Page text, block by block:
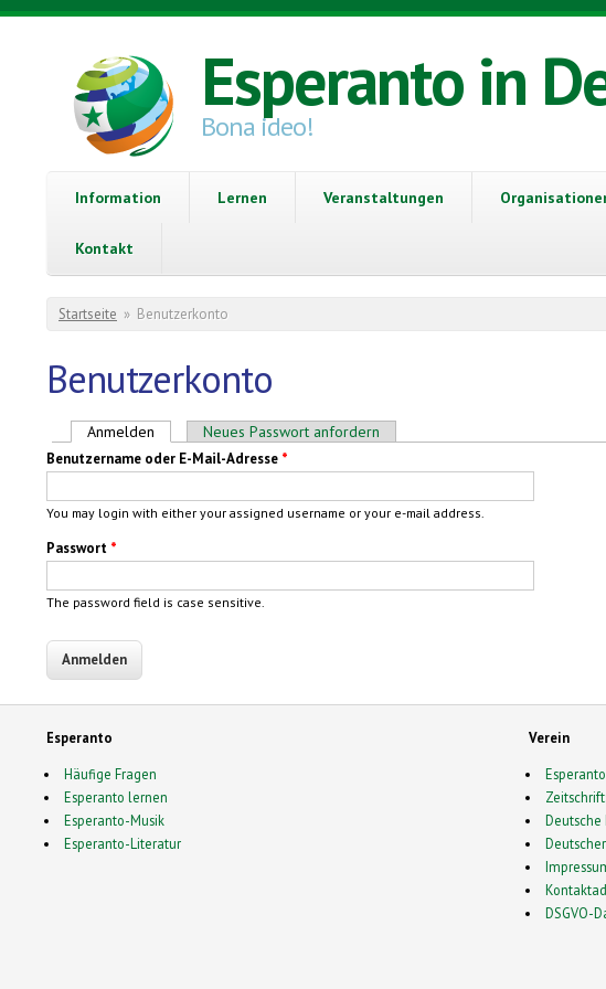
Direkt zum Inhalt
Esperanto in
Bona ideo!
Information Lernen Veranstaltungen
Kontakt
Sie sind hier
Startseite » Benutzerkonto
Benutzerkonto
Haupt-Reiter
Anmelden (aktiver Reiter)
Neues Passwort anfordern
Benutzername oder E-Mail-Adresse *
You may login with either your assigned username or your e-mail address.
Passwort *
The password field is case sensitive.
Esperanto
Häufige Fragen
Esperanto lernen
Esperanto-Musik
Esperanto-Literatur
Verein
Deutsche
DSGVO-